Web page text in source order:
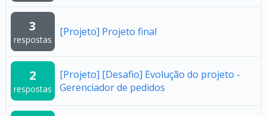
3
respostas
[Projeto] Projeto final
2
respostas
[Projeto] [Desafio] Evolução do projeto -
Gerenciador de pedidos